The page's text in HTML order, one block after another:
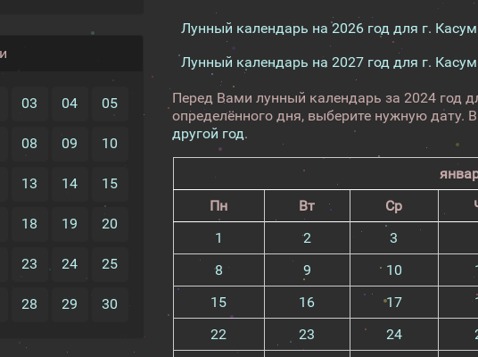
03 04 05
08 09 10
13 14 15
18 19 20
23 24 25
28 29 30
Лунный календарь на 2026 год для г.
Лунный календарь на 2027 год для г.
Перед Вами лунный календарь за 2024 год
определённого дня, выберите нужную дату.
другой год.
Пн
Вт Ср
1
2 3
8
9 10
15
16 17
22
23 24